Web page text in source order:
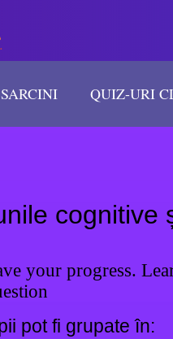
SARCINI QUIZ-URI